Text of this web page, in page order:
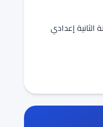
الثانية إعدادي